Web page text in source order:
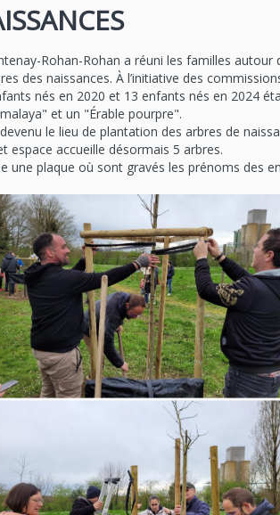
Rohan-Rohan a réuni les familles autour
des naissances. À l’initiative des
nés en 2020 et 13 enfants nés en 2024
et un "Érable pourpre".
le lieu de plantation des arbres de
espace accueille désormais 5 arbres.
une plaque où sont gravés les prénoms des